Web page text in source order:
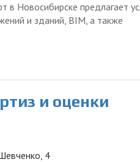
в Новосибирске предлагает
и зданий, BIM, а также
и оценки
4